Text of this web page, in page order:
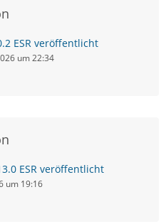
ESR veröffentlicht
um 22:34
ESR veröffentlicht
um 19:16